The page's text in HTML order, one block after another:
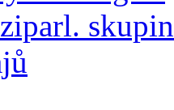
skupin